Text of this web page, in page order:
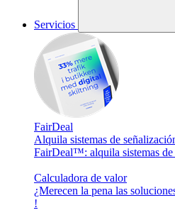
Servicios
FairDeal
Alquila sistemas de
FairDeal™: alquila sistemas de
Calculadora de valor
¿Merecen la pena las
!